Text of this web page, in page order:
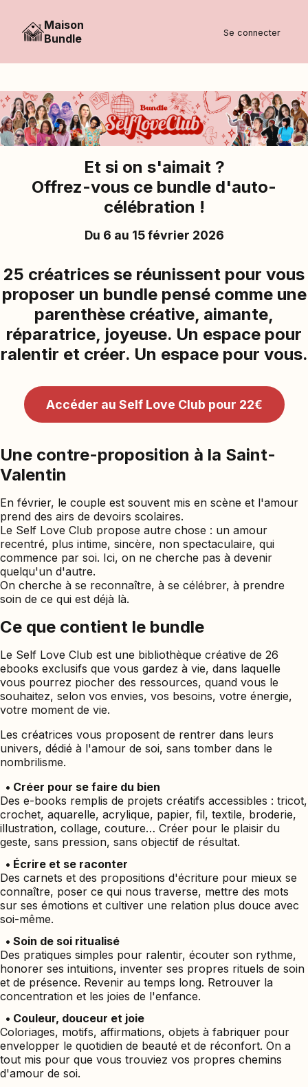
Maison
Bundle
Se connecter
Et si on s'aimait ?
Offrez-vous ce bundle d'auto-
célébration !
Du 6 au 15 février 2026
25 créatrices se réunissent pour vous
proposer un bundle pensé comme une
parenthèse créative, aimante,
réparatrice, joyeuse. Un espace pour
ralentir et créer. Un espace pour vous.
Accéder au Self Love Club pour 22€
Une contre-proposition à la Saint-
Valentin
En février, le couple est souvent mis en scène et l'amour
prend des airs de devoirs scolaires.
Le Self Love Club propose autre chose : un amour
recentré, plus intime, sincère, non spectaculaire, qui
commence par soi. Ici, on ne cherche pas à devenir
quelqu'un d'autre.
On cherche à se reconnaître, à se célébrer, à prendre
soin de ce qui est déjà là.
Ce que contient le bundle
Le Self Love Club est une bibliothèque créative de 26
ebooks exclusifs que vous gardez à vie, dans laquelle
vous pourrez piocher des ressources, quand vous le
souhaitez, selon vos envies, vos besoins, votre énergie,
votre moment de vie.
Les créatrices vous proposent de rentrer dans leurs
univers, dédié à l'amour de soi, sans tomber dans le
nombrilisme.
• Créer pour se faire du bien
Des e-books remplis de projets créatifs accessibles : tricot,
crochet, aquarelle, acrylique, papier, fil, textile, broderie,
illustration, collage, couture… Créer pour le plaisir du
geste, sans pression, sans objectif de résultat.
• Écrire et se raconter
Des carnets et des propositions d'écriture pour mieux se
connaître, poser ce qui nous traverse, mettre des mots
sur ses émotions et cultiver une relation plus douce avec
soi-même.
• Soin de soi ritualisé
Des pratiques simples pour ralentir, écouter son rythme,
honorer ses intuitions, inventer ses propres rituels de soin
et de présence. Revenir au temps long. Retrouver la
concentration et les joies de l'enfance.
• Couleur, douceur et joie
Coloriages, motifs, affirmations, objets à fabriquer pour
envelopper le quotidien de beauté et de réconfort. On a
tout mis pour que vous trouviez vos propres chemins
d'amour de soi.